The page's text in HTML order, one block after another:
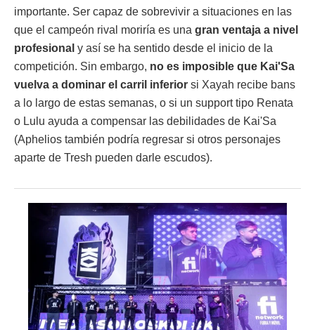
importante. Ser capaz de sobrevivir a situaciones en las
que el campeón rival moriría es una gran ventaja a nivel
profesional y así se ha sentido desde el inicio de la
competición. Sin embargo, no es imposible que Kai'Sa
vuelva a dominar el carril inferior si Xayah recibe bans
a lo largo de estas semanas, o si un support tipo Renata
o Lulu ayuda a compensar las debilidades de Kai'Sa
(Aphelios también podría regresar si otros personajes
aparte de Tresh pueden darle escudos).